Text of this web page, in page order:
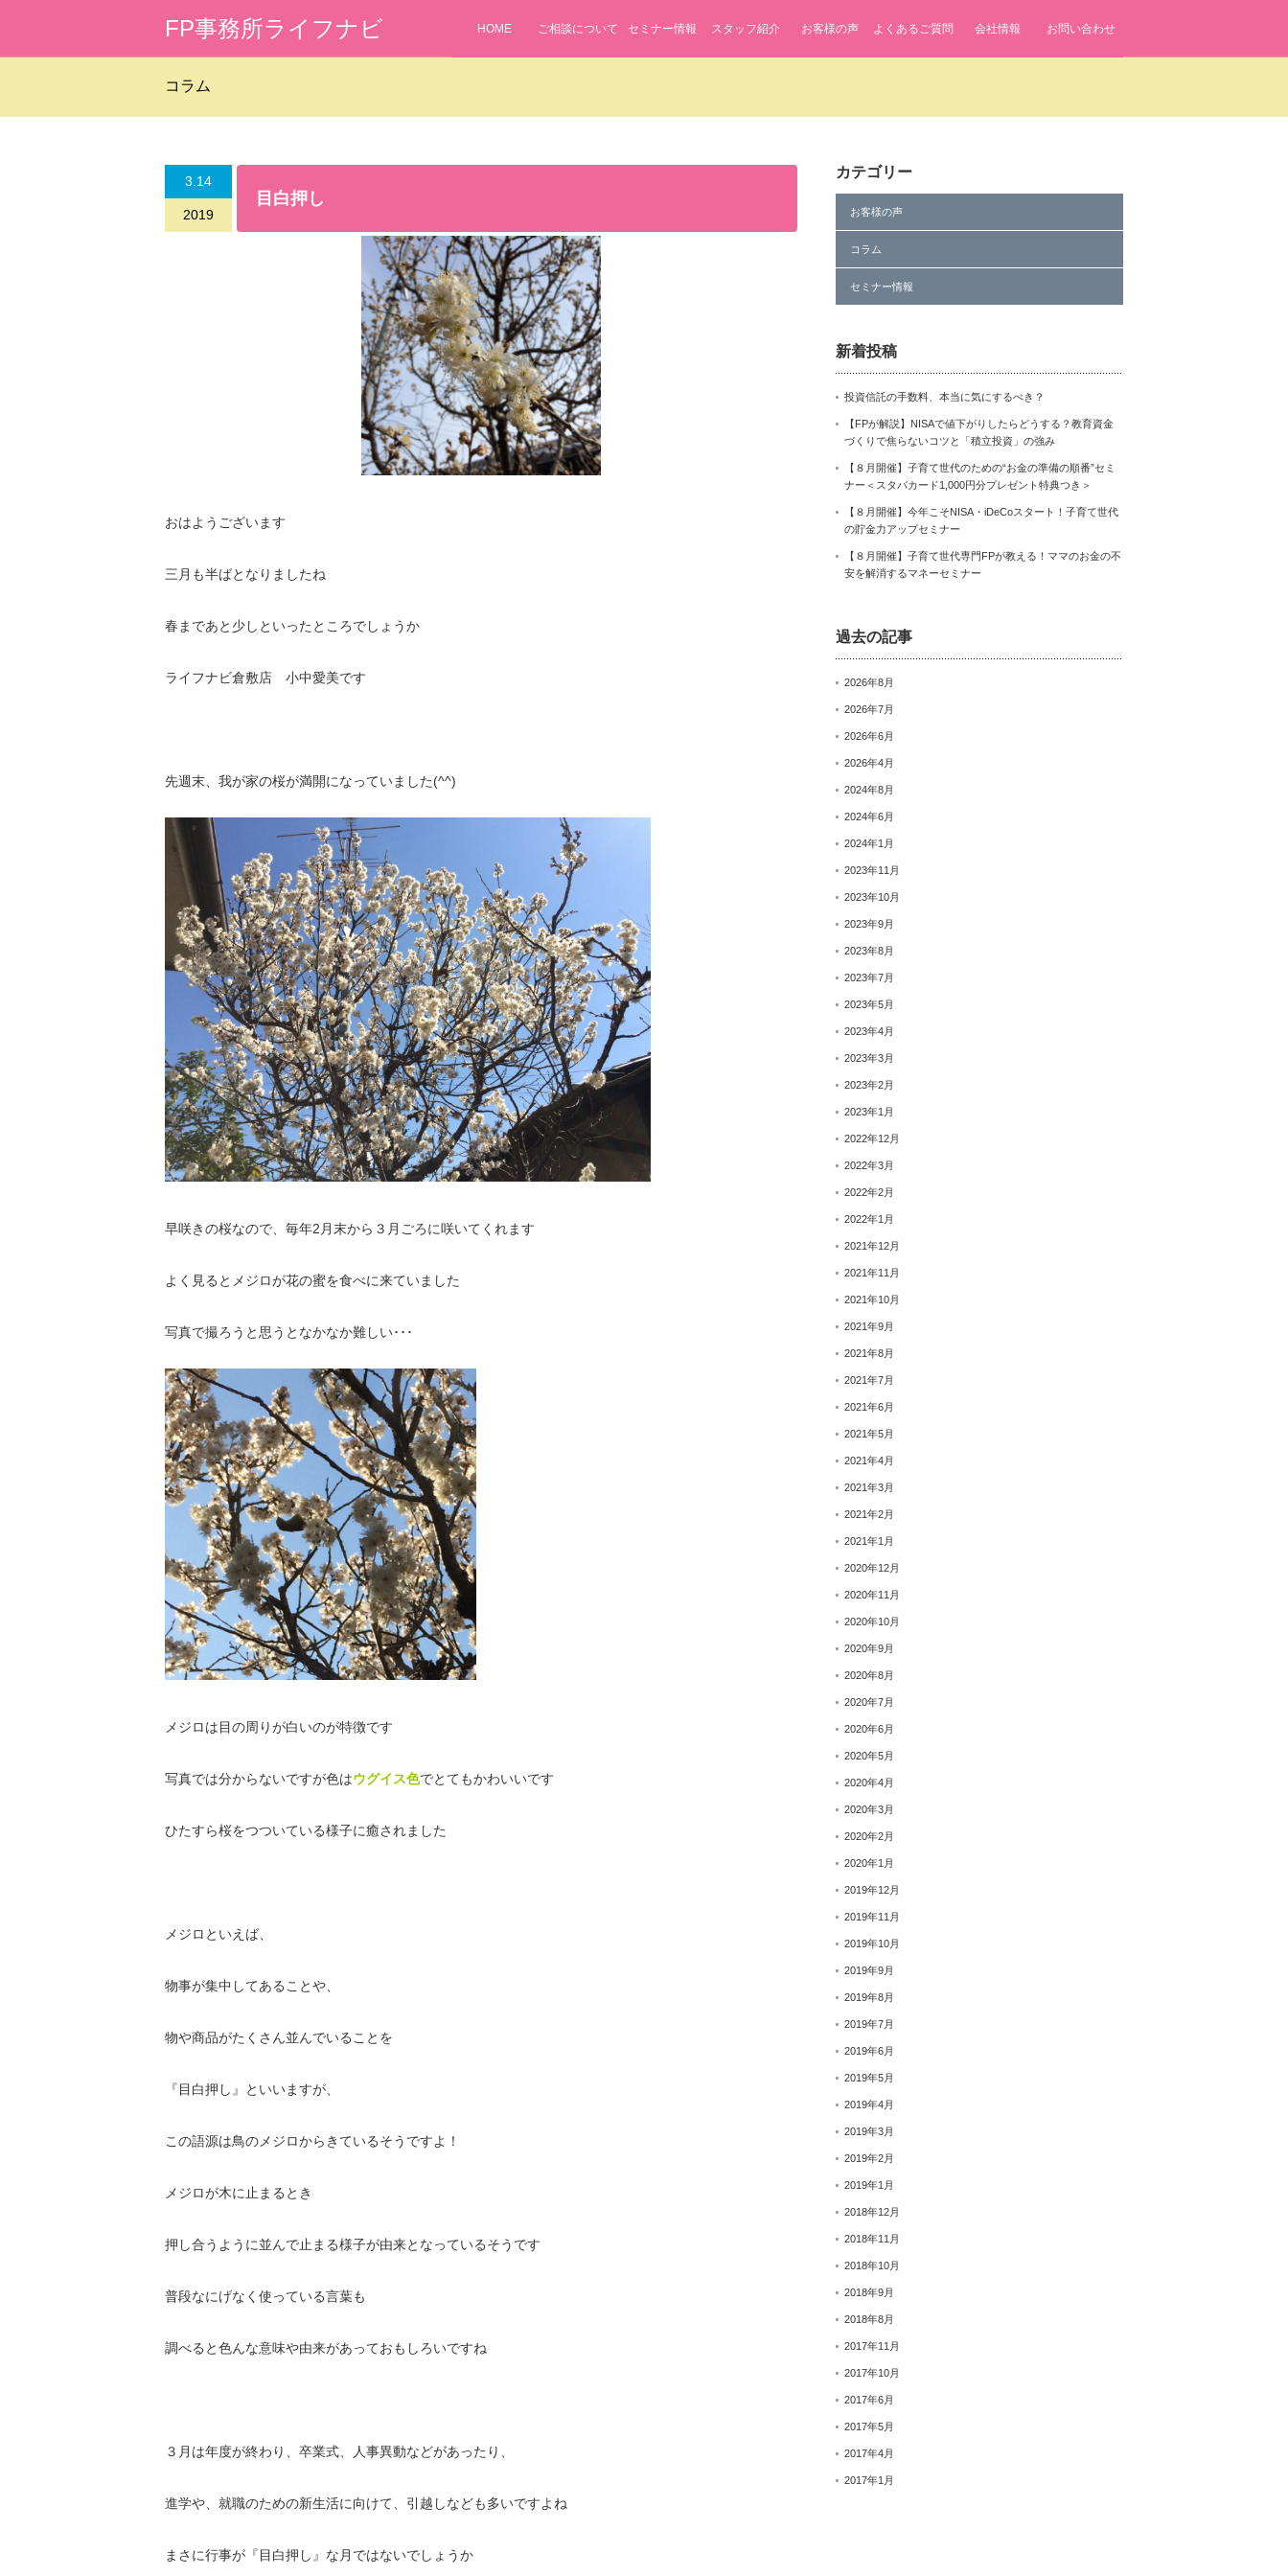
FP事務所ライフナビ HOME ご相談について セミナー情報 スタッフ紹介 お客様の声 よくあるご質問 会社情報 お問い合わせ
コラム
3.14
2019
目白押し
おはようございます
三月も半ばとなりましたね
春まであと少しといったところでしょうか
ライフナビ倉敷店 小中愛美です
先週末、我が家の桜が満開になっていました(^^)
早咲きの桜なので、毎年2月末から３月ごろに咲いてくれます
よく見るとメジロが花の蜜を食べに来ていました
写真で撮ろうと思うとなかなか難しい･･･
メジロは目の周りが白いのが特徴です
写真では分からないですが色はウグイス色でとてもかわいいです
ひたすら桜をつついている様子に癒されました
メジロといえば、
物事が集中してあることや、
物や商品がたくさん並んでいることを
『目白押し』といいますが、
この語源は鳥のメジロからきているそうですよ！
メジロが木に止まるとき
押し合うように並んで止まる様子が由来となっているそうです
普段なにげなく使っている言葉も
調べると色んな意味や由来があっておもしろいですね
３月は年度が終わり、卒業式、人事異動などがあったり、
進学や、就職のための新生活に向けて、引越しなども多いですよね
まさに行事が『目白押し』な月ではないでしょうか
カテゴリー
お客様の声
コラム
セミナー情報
新着投稿
投資信託の手数料、本当に気にするべき？
【FPが解説】NISAで値下がりしたらどうする？教育資金
づくりで焦らないコツと「積立投資」の強み
【８月開催】子育て世代のための“お金の準備の順番”セミ
ナー＜スタバカード1,000円分プレゼント特典つき＞
【８月開催】今年こそNISA・iDeCoスタート！子育て世代
の貯金力アップセミナー
【８月開催】子育て世代専門FPが教える！ママのお金の不
安を解消するマネーセミナー
過去の記事
2026年8月
2026年7月
2026年6月
2026年4月
2024年8月
2024年6月
2024年1月
2023年11月
2023年10月
2023年9月
2023年8月
2023年7月
2023年5月
2023年4月
2023年3月
2023年2月
2023年1月
2022年12月
2022年3月
2022年2月
2022年1月
2021年12月
2021年11月
2021年10月
2021年9月
2021年8月
2021年7月
2021年6月
2021年5月
2021年4月
2021年3月
2021年2月
2021年1月
2020年12月
2020年11月
2020年10月
2020年9月
2020年8月
2020年7月
2020年6月
2020年5月
2020年4月
2020年3月
2020年2月
2020年1月
2019年12月
2019年11月
2019年10月
2019年9月
2019年8月
2019年7月
2019年6月
2019年5月
2019年4月
2019年3月
2019年2月
2019年1月
2018年12月
2018年11月
2018年10月
2018年9月
2018年8月
2017年11月
2017年10月
2017年6月
2017年5月
2017年4月
2017年1月